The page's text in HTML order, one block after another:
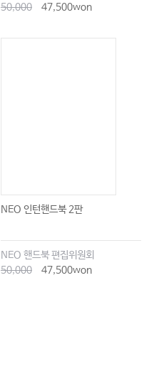
50,000 47,500won
NEO 인턴핸드북 2판
NEO 핸드북 편집위원회
50,000
47,500won